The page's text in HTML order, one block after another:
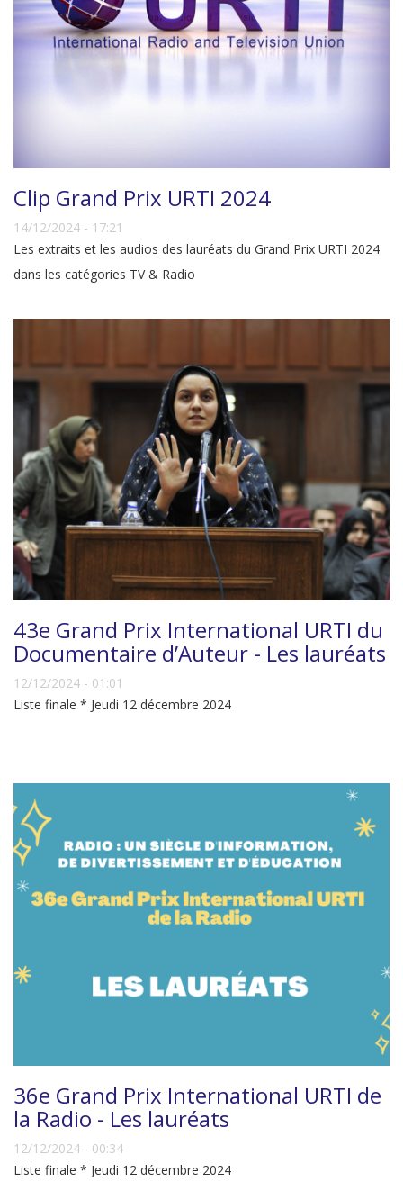
Clip Grand Prix URTI 2024
14/12/2024 - 17:21
Les extraits et les audios des lauréats du Grand Prix URTI 2024
dans les catégories TV & Radio
43e Grand Prix International URTI du
Documentaire d’Auteur - Les lauréats
12/12/2024 - 01:01
Liste finale * Jeudi 12 décembre 2024
36e Grand Prix International URTI de
la Radio - Les lauréats
12/12/2024 - 00:34
Liste finale * Jeudi 12 décembre 2024